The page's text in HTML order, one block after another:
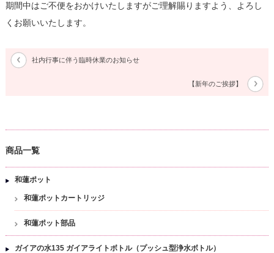
期間中はご不便をおかけいたしますがご理解賜りますよう、よろし
くお願いいたします。
社内行事に伴う臨時休業のお知らせ
【新年のご挨拶】
商品一覧
和蓮ポット
和蓮ポットカートリッジ
和蓮ポット部品
ガイアの水135 ガイアライトボトル（プッシュ型浄水ボトル）